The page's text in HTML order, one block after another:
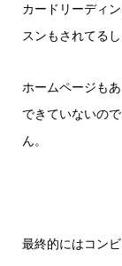
カードリーディ
スンもされてる
ホームページも
できていないの
ん。
最終的にはコン